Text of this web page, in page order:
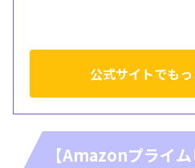
公式サイトでも
【Amazonプライム